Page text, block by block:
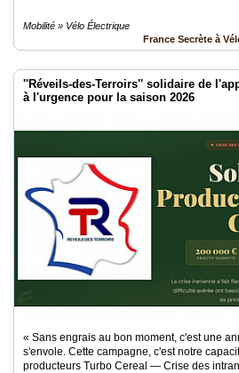
Mobilité » Vélo Électrique
France Secrète à
''Réveils-des-Terroirs'' solidaire de
à l'urgence pour la saison 2026
« Sans engrais au bon moment, c'est une
s'envole. Cette campagne, c'est notre
producteurs Turbo Cereal — Crise des